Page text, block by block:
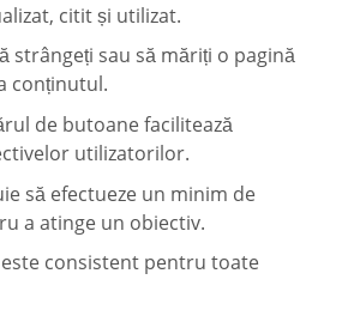
citit și utilizat.
strângeți sau să măriți o pagină
conținutul.
de butoane facilitează
utilizatorilor.
să efectueze un minim de
a atinge un obiectiv.
consistent pentru toate